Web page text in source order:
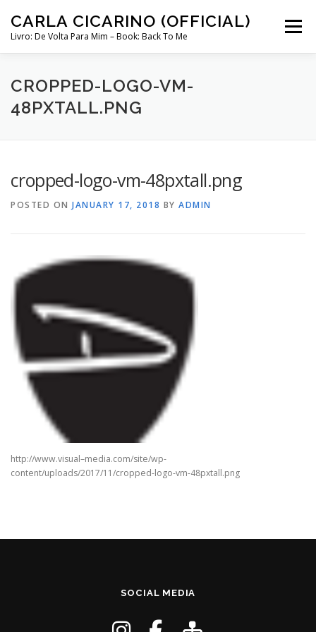
content
CARLA CICARINO (OFFICIAL)
Livro: De Volta Para Mim – Book: Back To Me
Menu
COMPRAR LIVRO “DE VOLTA PARA MIM”
CURSO COMUNICAÇÃO INTUITIVA ABRIL 2024
CROPPED-LOGO-VM-
48PXTALL.PNG
cropped-logo-vm-48pxtall.png
POSTED ON JANUARY 17, 2018 BY ADMIN
http://www.visual–media.com/site/wp-
content/uploads/2017/11/cropped-logo-vm-48pxtall.png
SOCIAL MEDIA